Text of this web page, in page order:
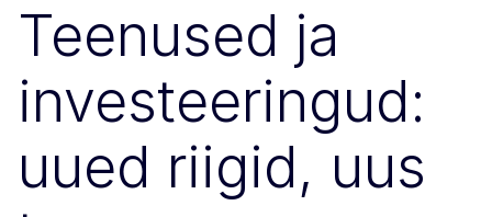
Teenused ja
investeeringud:
uued riigid, uus